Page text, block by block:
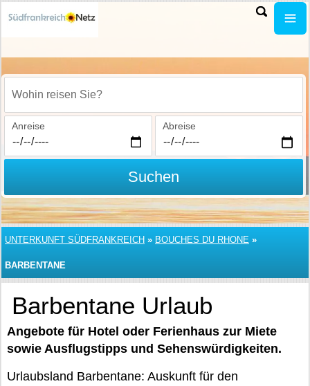
Wohin reisen Sie?
Anreise Abreise
Suchen
UNTERKUNFT SÜDFRANKREICH » BOUCHES DU RHONE »
BARBENTANE
Barbentane Urlaub
Angebote für Hotel oder Ferienhaus zur Miete
sowie Ausflugstipps und Sehenswürdigkeiten.
Urlaubsland Barbentane: Auskunft für den